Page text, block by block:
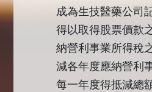
成為生技醫藥公司
得以取得股票價款
納營利事業所得稅
減各年度應納營利
每一年度得抵減總